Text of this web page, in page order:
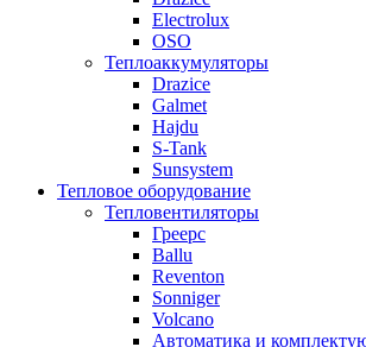
Electrolux
OSO
Теплоаккумуляторы
Drazice
Galmet
Hajdu
S-Tank
Sunsystem
Тепловое оборудование
Тепловентиляторы
Греерс
Ballu
Reventon
Sonniger
Volcano
Автоматика и